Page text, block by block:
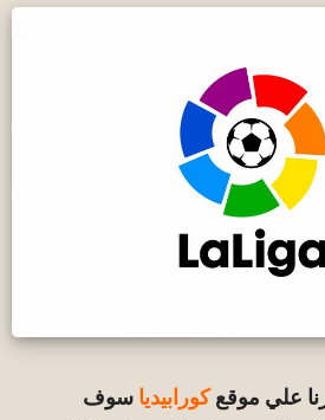
علي موقعكورابيديا سوف